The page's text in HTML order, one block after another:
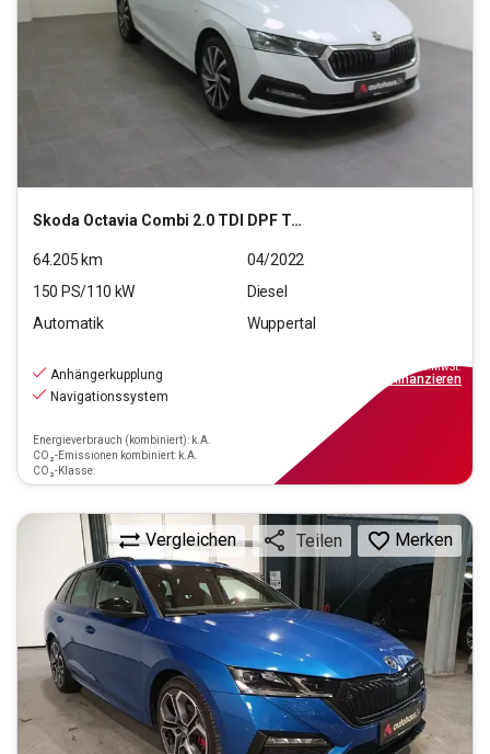
Skoda Octavia Combi 2.0 TDI DPF Tour OPF( EURO 6d)
64.205 km
04/2022
150 PS/110 kW
Diesel
Automatik
Wuppertal
Anhängerkupplung
Navigationssystem
Energieverbrauch (kombiniert): k.A.
CO₂-Emissionen kombiniert: k.A.
CO₂-Klasse:
inkl.MwSt.
finanzieren
Vergleichen Teilen Merken